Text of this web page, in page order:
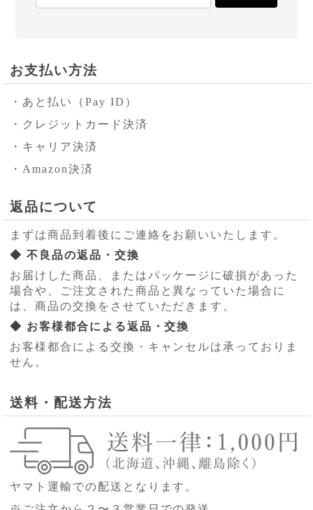
お支払い方法
・あと払い（Pay ID）
・クレジットカード決済
・キャリア決済
・Amazon決済
返品について
まずは商品到着後にご連絡をお願いいたします。
◆ 不良品の返品・交換
お届けした商品、またはパッケージに破損があった
場合や、ご注文された商品と異なっていた場合に
は、商品の交換をさせていただきます。
◆ お客様都合による返品・交換
お客様都合による交換・キャンセルは承っておりま
せん。
送料・配送方法
ヤマト運輸での配送となります。